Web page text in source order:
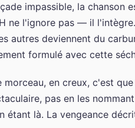
impassible, la chanson
ne l'ignore pas — il
autres deviennent du
formulé avec cette
morceau, en creux, c'est que
pas en les
étant là. La vengeance